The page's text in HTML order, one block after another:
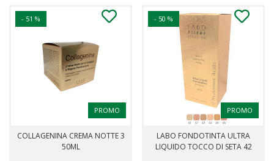
- 51 %
PROMO
COLLAGENINA CREMA NOTTE 3
50ML
- 50 %
PROMO
LABO FONDOTINTA ULTRA
LIQUIDO TOCCO DI SETA 42